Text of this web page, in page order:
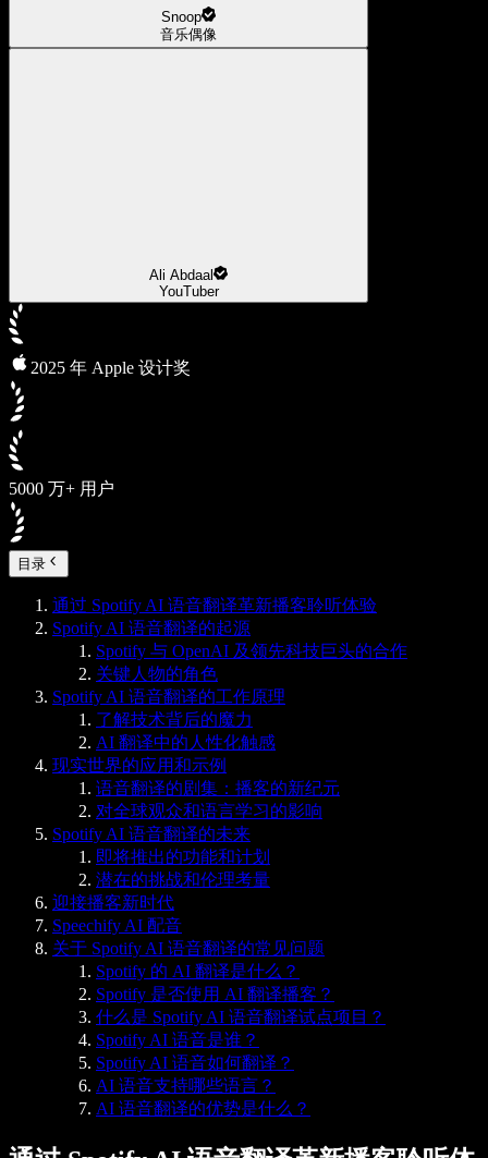
Snoop
音乐偶像
Ali Abdaal
YouTuber
2025 年 Apple 设计奖
5000 万+ 用户
目录
通过 Spotify AI 语音翻译革新播客聆听体验
Spotify AI 语音翻译的起源
Spotify 与 OpenAI 及领先科技巨头的合作
关键人物的角色
Spotify AI 语音翻译的工作原理
了解技术背后的魔力
AI 翻译中的人性化触感
现实世界的应用和示例
语音翻译的剧集：播客的新纪元
对全球观众和语言学习的影响
Spotify AI 语音翻译的未来
即将推出的功能和计划
潜在的挑战和伦理考量
迎接播客新时代
Speechify AI 配音
关于 Spotify AI 语音翻译的常见问题
Spotify 的 AI 翻译是什么？
Spotify 是否使用 AI 翻译播客？
什么是 Spotify AI 语音翻译试点项目？
Spotify AI 语音是谁？
Spotify AI 语音如何翻译？
AI 语音支持哪些语言？
AI 语音翻译的优势是什么？